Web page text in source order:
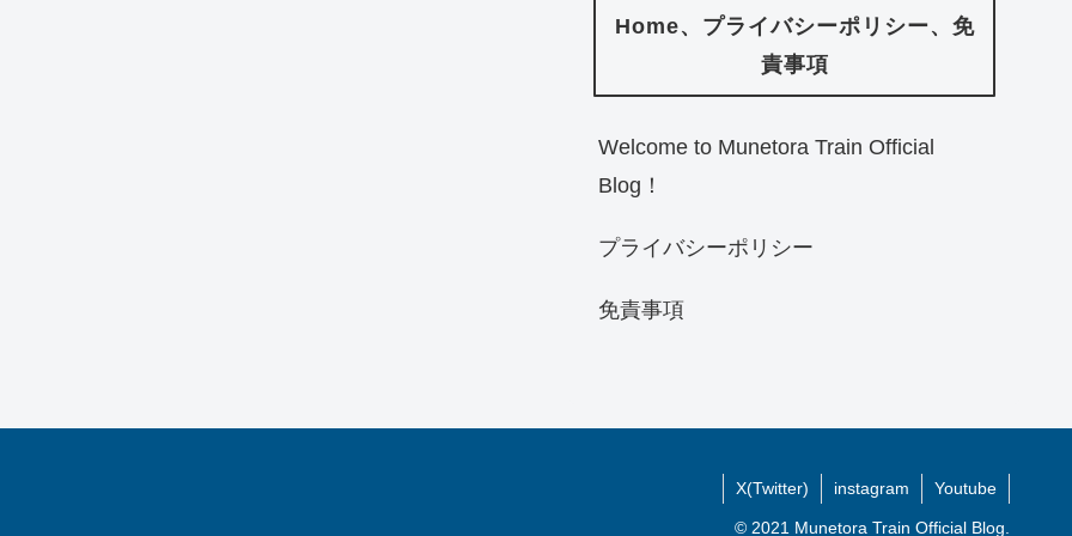
Home、プライバシーポリシー、免
責事項
Welcome to Munetora Train Official
Blog！
プライバシーポリシー
免責事項
X(Twitter) instagram Youtube
© 2021 Munetora Train Official Blog.